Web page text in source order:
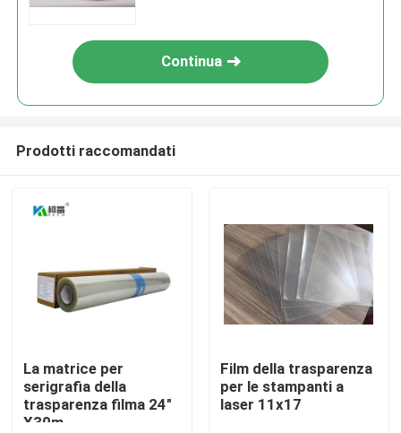
Prodotti
Continua
Prodotti raccomandati
La matrice per
serigrafia della
trasparenza filma 24"
X30m
Film della trasparenza
per le stampanti a
laser 11x17